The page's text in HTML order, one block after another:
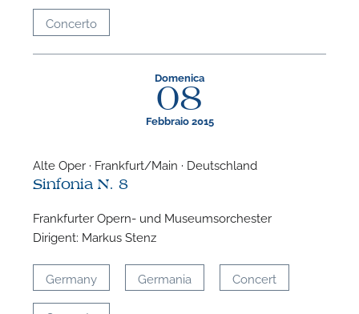
Concerto
Domenica
08
Febbraio 2015
Alte Oper · Frankfurt/Main · Deutschland
Sinfonia N. 8
Frankfurter Opern- und Museumsorchester
Dirigent: Markus Stenz
Germany Germania Concert